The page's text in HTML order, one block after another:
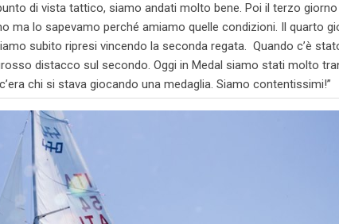
di vista tattico, siamo andati molto bene. Poi il terzo giorno
ma lo sapevamo perché amiamo quelle condizioni. Il quarto
subito ripresi vincendo la seconda regata. Quando c’è
distacco sul secondo. Oggi in Medal siamo stati molto
chi si stava giocando una medaglia. Siamo contentissimi!”